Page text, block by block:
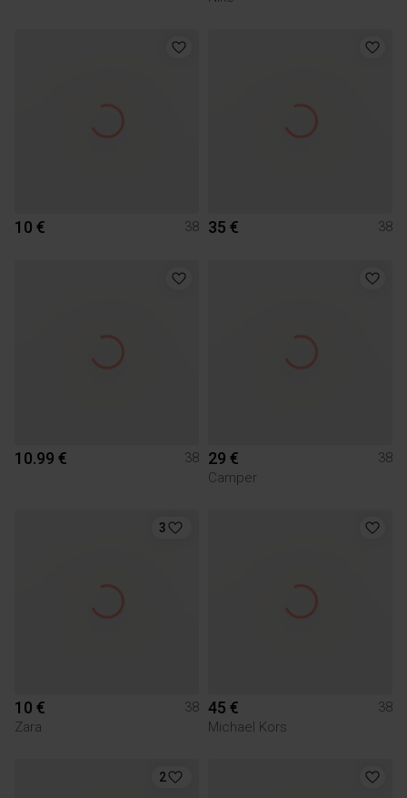
10 € 38 35 € 38
10.99 € 38 29 €
38
Camper
3
10 €
38
Zara
45 €
38
Michael Kors
2